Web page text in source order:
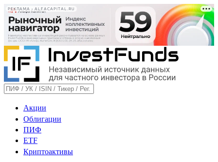
РЕКЛАМА • ALFACAPITAL.RU
Акции
Облигации
ПИФ
ETF
Криптоактивы